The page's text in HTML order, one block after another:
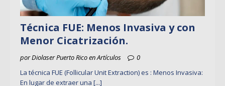
Técnica FUE: Menos Invasiva y con
Menor Cicatrización.
por Diolaser Puerto Rico en Artículos
0
La técnica FUE (Follicular Unit Extraction) es : Menos Invasiva:
En lugar de extraer una [...]